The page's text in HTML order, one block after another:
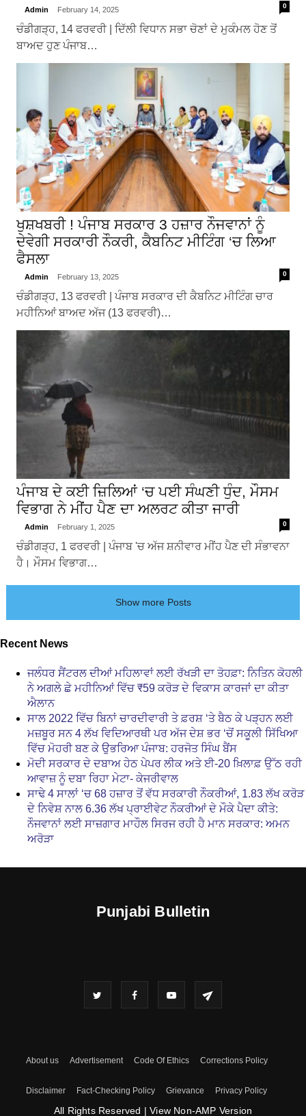
Admin February 14, 2025 0
ਚੰਡੀਗੜ੍ਹ, 14 ਫਰਵਰੀ | ਦਿੱਲੀ ਵਿਧਾਨ ਸਭਾ ਚੋਣਾਂ ਦੇ ਮੁਕੰਮਲ ਹੋਣ ਤੋਂ
ਬਾਅਦ ਹੁਣ ਪੰਜਾਬ…
ਖੁਸ਼ਖਬਰੀ ! ਪੰਜਾਬ ਸਰਕਾਰ 3 ਹਜ਼ਾਰ ਨੌਜਵਾਨਾਂ ਨੂੰ
ਦੇਵੇਗੀ ਸਰਕਾਰੀ ਨੌਕਰੀ, ਕੈਬਨਿਟ ਮੀਟਿੰਗ ‘ਚ ਲਿਆ
ਫੈਸਲਾ
Admin February 13, 2025 0
ਚੰਡੀਗੜ੍ਹ, 13 ਫਰਵਰੀ | ਪੰਜਾਬ ਸਰਕਾਰ ਦੀ ਕੈਬਨਿਟ ਮੀਟਿੰਗ ਚਾਰ
ਮਹੀਨਿਆਂ ਬਾਅਦ ਅੱਜ (13 ਫਰਵਰੀ)…
ਪੰਜਾਬ ਦੇ ਕਈ ਜ਼ਿਲਿਆਂ ‘ਚ ਪਈ ਸੰਘਣੀ ਧੁੰਦ, ਮੌਸਮ
ਵਿਭਾਗ ਨੇ ਮੀਂਹ ਪੈਣ ਦਾ ਅਲਰਟ ਕੀਤਾ ਜਾਰੀ
Admin February 1, 2025 0
ਚੰਡੀਗੜ੍ਹ, 1 ਫਰਵਰੀ | ਪੰਜਾਬ 'ਚ ਅੱਜ ਸ਼ਨੀਵਾਰ ਮੀਂਹ ਪੈਣ ਦੀ ਸੰਭਾਵਨਾ
ਹੈ। ਮੌਸਮ ਵਿਭਾਗ…
Show more Posts
Recent News
ਜਲੰਧਰ ਸੈਂਟਰਲ ਦੀਆਂ ਮਹਿਲਾਵਾਂ ਲਈ ਰੱਖੜੀ ਦਾ ਤੋਹਫ਼ਾ: ਨਿਤਿਨ ਕੋਹਲੀ
ਨੇ ਅਗਲੇ ਛੇ ਮਹੀਨਿਆਂ ਵਿੱਚ ₹59 ਕਰੋੜ ਦੇ ਵਿਕਾਸ ਕਾਰਜਾਂ ਦਾ ਕੀਤਾ
ਐਲਾਨ
ਸਾਲ 2022 ਵਿੱਚ ਬਿਨਾਂ ਚਾਰਦੀਵਾਰੀ ਤੇ ਫ਼ਰਸ਼ ‘ਤੇ ਬੈਠ ਕੇ ਪੜ੍ਹਨ ਲਈ
ਮਜ਼ਬੂਰ ਸਨ 4 ਲੱਖ ਵਿਦਿਆਰਥੀ ਪਰ ਅੱਜ ਦੇਸ਼ ਭਰ ‘ਚੋਂ ਸਕੂਲੀ ਸਿੱਖਿਆ
ਵਿੱਚ ਮੋਹਰੀ ਬਣ ਕੇ ਉਭਰਿਆ ਪੰਜਾਬ: ਹਰਜੋਤ ਸਿੰਘ ਬੈਂਸ
ਮੋਦੀ ਸਰਕਾਰ ਦੇ ਦਬਾਅ ਹੇਠ ਪੇਪਰ ਲੀਕ ਅਤੇ ਈ-20 ਖ਼ਿਲਾਫ਼ ਉੱਠ ਰਹੀ
ਆਵਾਜ਼ ਨੂੰ ਦਬਾ ਰਿਹਾ ਮੇਟਾ- ਕੇਜਰੀਵਾਲ
ਸਾਢੇ 4 ਸਾਲਾਂ ‘ਚ 68 ਹਜ਼ਾਰ ਤੋਂ ਵੱਧ ਸਰਕਾਰੀ ਨੌਕਰੀਆਂ, 1.83 ਲੱਖ ਕਰੋੜ
ਦੇ ਨਿਵੇਸ਼ ਨਾਲ 6.36 ਲੱਖ ਪ੍ਰਾਈਵੇਟ ਨੌਕਰੀਆਂ ਦੇ ਮੌਕੇ ਪੈਦਾ ਕੀਤੇ:
ਨੌਜਵਾਨਾਂ ਲਈ ਸਾਜ਼ਗਾਰ ਮਾਹੌਲ ਸਿਰਜ ਰਹੀ ਹੈ ਮਾਨ ਸਰਕਾਰ: ਅਮਨ
ਅਰੋੜਾ
Punjabi Bulletin
About us Advertisement Code Of Ethics Corrections Policy
Disclaimer Fact-Checking Policy Grievance Privacy Policy
All Rights Reserved | View Non-AMP Version